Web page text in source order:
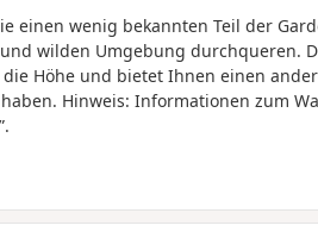
einen wenig bekannten Teil der
wilden Umgebung durchqueren.
Höhe und bietet Ihnen einen
Hinweis: Informationen zum